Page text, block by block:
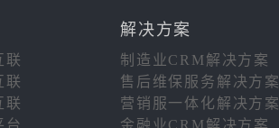
联
联
联
解决方案
制造业CRM解决方案
售后维保服务解决方案
营销服一体化解决方案